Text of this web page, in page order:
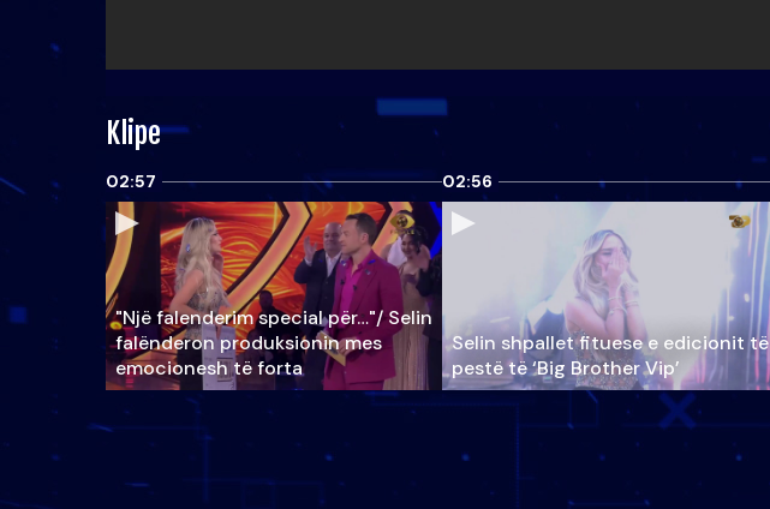
Klipe
02:57
"Një falenderim special për…"/ Selin
falënderon produksionin mes
emocionesh të forta
02:56
Selin shpallet fituese e edicionit të
pestë të ‘Big Brother Vip’